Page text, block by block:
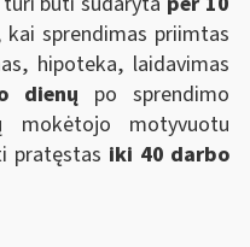
sprendimas priimtas
hipoteka, laidavimas
dienų po sprendimo
mokėtojo motyvuotu
pratęstas iki 40 darbo